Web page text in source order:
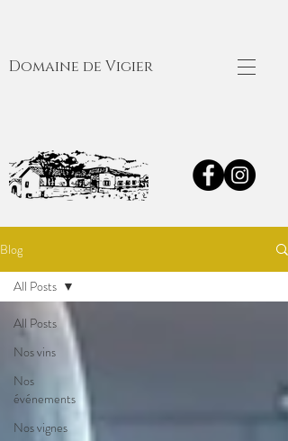
Domaine de Vigier
Blog
All Posts
Nos vins
Nos
événements
Nos vignes
All Posts